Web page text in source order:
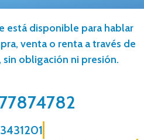
está disponible para hablar
venta o renta a través de
obligación ni presión.